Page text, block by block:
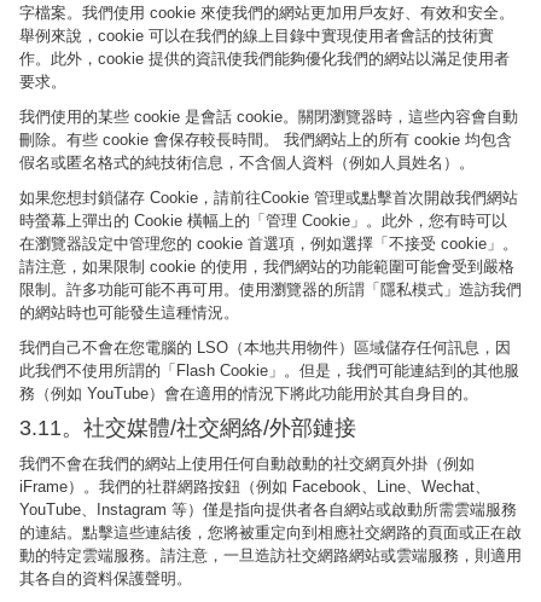
字檔案。我們使用 cookie 來使我們的網站更加用戶友好、有效和安全。
舉例來說，cookie 可以在我們的線上目錄中實現使用者會話的技術實
作。此外，cookie 提供的資訊使我們能夠優化我們的網站以滿足使用者
要求。
我們使用的某些 cookie 是會話 cookie。關閉瀏覽器時，這些內容會自動
刪除。有些 cookie 會保存較長時間。 我們網站上的所有 cookie 均包含
假名或匿名格式的純技術信息，不含個人資料（例如人員姓名）。
如果您想封鎖儲存 Cookie，請前往Cookie 管理或點擊首次開啟我們網站
時螢幕上彈出的 Cookie 橫幅上的「管理 Cookie」。此外，您有時可以
在瀏覽器設定中管理您的 cookie 首選項，例如選擇「不接受 cookie」。
請注意，如果限制 cookie 的使用，我們網站的功能範圍可能會受到嚴格
限制。許多功能可能不再可用。使用瀏覽器的所謂「隱私模式」造訪我們
的網站時也可能發生這種情況。
我們自己不會在您電腦的 LSO（本地共用物件）區域儲存任何訊息，因
此我們不使用所謂的「Flash Cookie」。但是，我們可能連結到的其他服
務（例如 YouTube）會在適用的情況下將此功能用於其自身目的。
3.11。社交媒體/社交網絡/外部鏈接
我們不會在我們的網站上使用任何自動啟動的社交網頁外掛（例如
iFrame）。我們的社群網路按鈕（例如 Facebook、Line、Wechat、
YouTube、Instagram 等）僅是指向提供者各自網站或啟動所需雲端服務
的連結。點擊這些連結後，您將被重定向到相應社交網路的頁面或正在啟
動的特定雲端服務。請注意，一旦造訪社交網路網站或雲端服務，則適用
其各自的資料保護聲明。